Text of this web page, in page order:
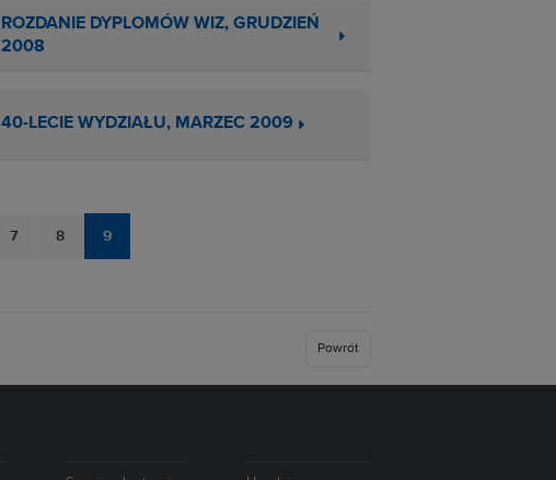
ROZDANIE DYPLOMÓW WIZ, GRUDZIEŃ
2008
40-LECIE WYDZIAŁU, MARZEC 2009
7 8 9
Powrót